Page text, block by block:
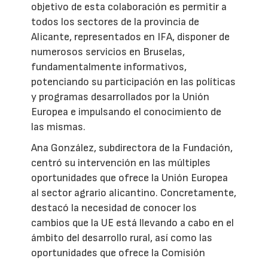
objetivo de esta colaboración es permitir a
todos los sectores de la provincia de
Alicante, representados en IFA, disponer de
numerosos servicios en Bruselas,
fundamentalmente informativos,
potenciando su participación en las políticas
y programas desarrollados por la Unión
Europea e impulsando el conocimiento de
las mismas.
Ana González, subdirectora de la Fundación,
centró su intervención en las múltiples
oportunidades que ofrece la Unión Europea
al sector agrario alicantino. Concretamente,
destacó la necesidad de conocer los
cambios que la UE está llevando a cabo en el
ámbito del desarrollo rural, así como las
oportunidades que ofrece la Comisión